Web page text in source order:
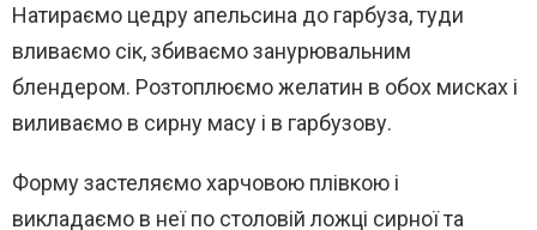
Натираємо цедру апельсина до гарбуза, туди
вливаємо сік, збиваємо занурювальним
блендером. Розтоплюємо желатин в обох мисках і
виливаємо в сирну масу і в гарбузову.
Форму застеляємо харчовою плівкою і
викладаємо в неї по столовій ложці сирної та